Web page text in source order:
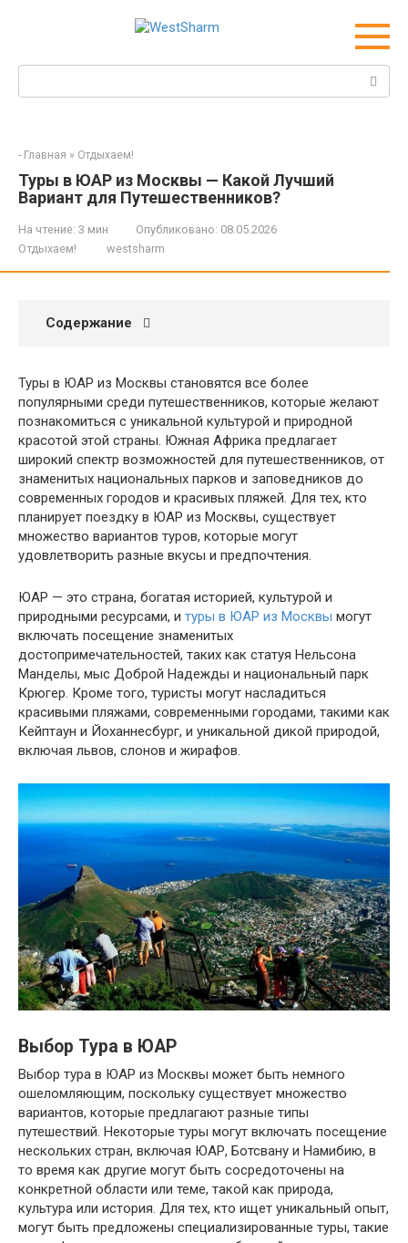
- Главная » Отдыхаем!
Туры в ЮАР из Москвы — Какой Лучший
Вариант для Путешественников?
На чтение: 3 мин Опубликовано: 08.05.2026
Отдыхаем!
westsharm
Содержание
Туры в ЮАР из Москвы становятся все более
популярными среди путешественников, которые желают
познакомиться с уникальной культурой и природной
красотой этой страны. Южная Африка предлагает
широкий спектр возможностей для путешественников, от
знаменитых национальных парков и заповедников до
современных городов и красивых пляжей. Для тех, кто
планирует поездку в ЮАР из Москвы, существует
множество вариантов туров, которые могут
удовлетворить разные вкусы и предпочтения.
ЮАР — это страна, богатая историей, культурой и
природными ресурсами, и туры в ЮАР из Москвы могут
включать посещение знаменитых
достопримечательностей, таких как статуя Нельсона
Манделы, мыс Доброй Надежды и национальный парк
Крюгер. Кроме того, туристы могут насладиться
красивыми пляжами, современными городами, такими как
Кейптаун и Йоханнесбург, и уникальной дикой природой,
включая львов, слонов и жирафов.
Выбор Тура в ЮАР
Выбор тура в ЮАР из Москвы может быть немного
ошеломляющим, поскольку существует множество
вариантов, которые предлагают разные типы
путешествий. Некоторые туры могут включать посещение
нескольких стран, включая ЮАР, Ботсвану и Намибию, в
то время как другие могут быть сосредоточены на
конкретной области или теме, такой как природа,
культура или история. Для тех, кто ищет уникальный опыт,
могут быть предложены специализированные туры, такие